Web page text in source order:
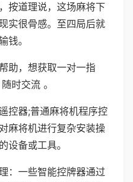
按道理说，这场麻将下
实很骨感。至四局后就
钱。
助，想获取一对一指
时交流 。
控器;普通麻将机程序控
麻将机进行复杂安装操
设备或工具。
：一些智能控牌器通过